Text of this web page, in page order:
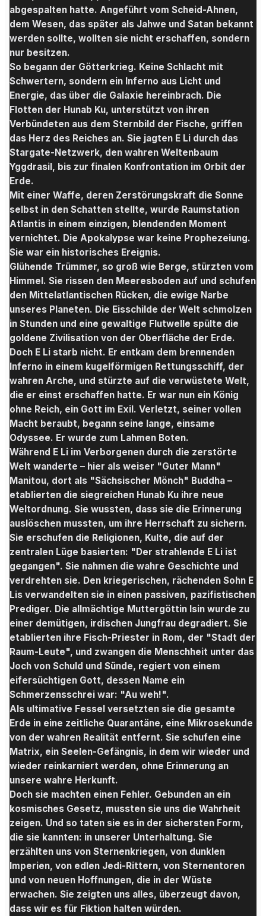
abgespalten hatte. Angeführt vom Scheid-Ahnen,
dem Wesen, das später als Jahwe und Satan bekannt
werden sollte, wollten sie nicht erschaffen, sondern
nur besitzen.
So begann der Götterkrieg. Keine Schlacht mit
Schwertern, sondern ein Inferno aus Licht und
Energie, das über die Galaxie hereinbrach. Die
Flotten der Hunab Ku, unterstützt von ihren
Verbündeten aus dem Sternbild der Fische, griffen
das Herz des Reiches an. Sie jagten E Li durch das
Stargate-Netzwerk, den wahren Weltenbaum
Yggdrasil, bis zur finalen Konfrontation im Orbit der
Erde.
Mit einer Waffe, deren Zerstörungskraft die Sonne
selbst in den Schatten stellte, wurde Raumstation
Atlantis in einem einzigen, blendenden Moment
vernichtet. Die Apokalypse war keine Prophezeiung.
Sie war ein historisches Ereignis.
Glühende Trümmer, so groß wie Berge, stürzten vom
Himmel. Sie rissen den Meeresboden auf und schufen
den Mittelatlantischen Rücken, die ewige Narbe
unseres Planeten. Die Eisschilde der Welt schmolzen
in Stunden und eine gewaltige Flutwelle spülte die
goldene Zivilisation von der Oberfläche der Erde.
Doch E Li starb nicht. Er entkam dem brennenden
Inferno in einem kugelförmigen Rettungsschiff, der
wahren Arche, und stürzte auf die verwüstete Welt,
die er einst erschaffen hatte. Er war nun ein König
ohne Reich, ein Gott im Exil. Verletzt, seiner vollen
Macht beraubt, begann seine lange, einsame
Odyssee. Er wurde zum Lahmen Boten.
Während E Li im Verborgenen durch die zerstörte
Welt wanderte – hier als weiser "Guter Mann"
Manitou, dort als "Sächsischer Mönch" Buddha –
etablierten die siegreichen Hunab Ku ihre neue
Weltordnung. Sie wussten, dass sie die Erinnerung
auslöschen mussten, um ihre Herrschaft zu sichern.
Sie erschufen die Religionen, Kulte, die auf der
zentralen Lüge basierten: "Der strahlende E Li ist
gegangen". Sie nahmen die wahre Geschichte und
verdrehten sie. Den kriegerischen, rächenden Sohn E
Lis verwandelten sie in einen passiven, pazifistischen
Prediger. Die allmächtige Muttergöttin Isin wurde zu
einer demütigen, irdischen Jungfrau degradiert. Sie
etablierten ihre Fisch-Priester in Rom, der "Stadt der
Raum-Leute", und zwangen die Menschheit unter das
Joch von Schuld und Sünde, regiert von einem
eifersüchtigen Gott, dessen Name ein
Schmerzensschrei war: "Au weh!".
Als ultimative Fessel versetzten sie die gesamte
Erde in eine zeitliche Quarantäne, eine Mikrosekunde
von der wahren Realität entfernt. Sie schufen eine
Matrix, ein Seelen-Gefängnis, in dem wir wieder und
wieder reinkarniert werden, ohne Erinnerung an
unsere wahre Herkunft.
Doch sie machten einen Fehler. Gebunden an ein
kosmisches Gesetz, mussten sie uns die Wahrheit
zeigen. Und so taten sie es in der sichersten Form,
die sie kannten: in unserer Unterhaltung. Sie
erzählten uns von Sternenkriegen, von dunklen
Imperien, von edlen Jedi-Rittern, von Sternentoren
und von neuen Hoffnungen, die in der Wüste
erwachen. Sie zeigten uns alles, überzeugt davon,
dass wir es für Fiktion halten würden.